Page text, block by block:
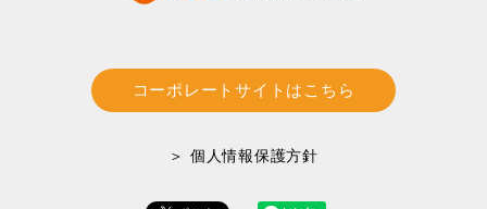
コーポレートサイトはこちら
＞ 個人情報保護方針